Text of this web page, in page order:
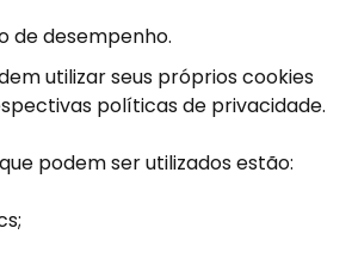
de desempenho.
utilizar seus próprios cookies
políticas de privacidade.
podem ser utilizados estão: